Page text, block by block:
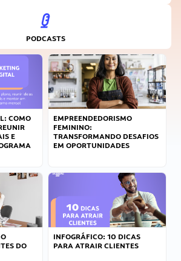
PODCASTS
COMO
E
EMPREENDEDORISMO
FEMININO:
TRANSFORMANDO DESAFIOS
EM OPORTUNIDADES
DO
INFOGRÁFICO: 10 DICAS
PARA ATRAIR CLIENTES